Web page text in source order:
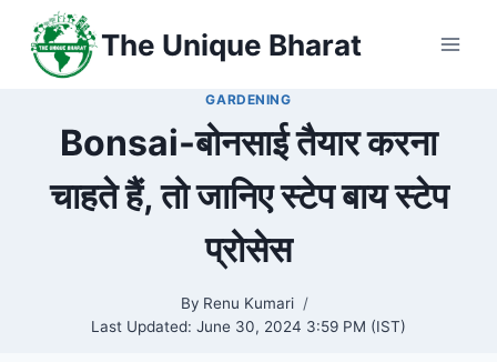
content
The Unique Bharat
GARDENING
Bonsai-बोनसाई तैयार करना
चाहते हैं, तो जानिए स्टेप बाय स्टेप
प्रोसेस
By Renu Kumari
Last Updated: June 30, 2024 3:59 PM (IST)